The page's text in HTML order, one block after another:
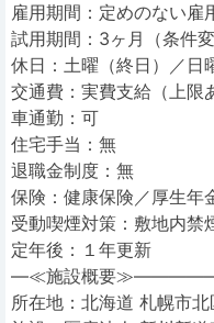
雇用期間：定めのない雇
試用期間：3ヶ月（条件変
休日：土曜（終日）／日
交通費：実費支給（上限
車通勤：可
住宅手当：無
退職金制度：無
保険：健康保険／厚生年
受動喫煙対策：敷地内禁
定年後：１年更新
―≪施設概要
所在地：北海道 札幌市北